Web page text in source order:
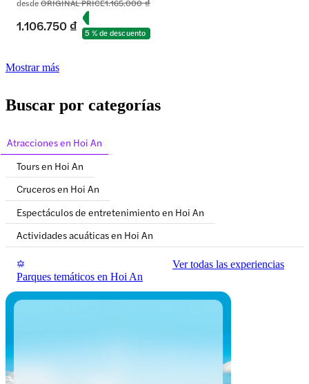
desdeORIGINAL PRICE1.165.000 ₫
1.106.750 ₫ 5 % de descuento
Mostrar más
Buscar por categorías
Atracciones en Hoi An
Tours en Hoi An
Cruceros en Hoi An
Espectáculos de entretenimiento en Hoi An
Actividades acuáticas en Hoi An
Parques temáticos en Hoi An
Ver todas las experiencias